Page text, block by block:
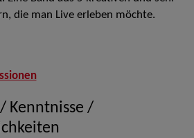
die man Live erleben möchte.
Kenntnisse /